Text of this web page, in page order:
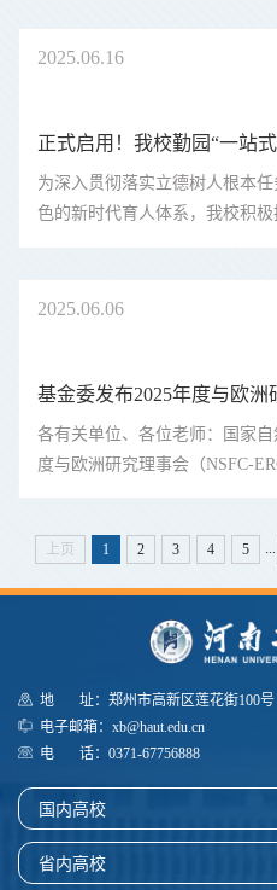
1.校领导；2.全体中层正...
06.16
2025
正式启用！我校勤园“一站
为深入贯彻落实立德树人根本
色的新时代育人体系，我校积
步。勤园“一站...
06.06
2025
各有关单位、各位老师：国家
度与欧洲研究理事会（NSFC-
南”模块查看。一、限项申...
上页 1 2 3 4 5 ...
地 址：郑州市高新区莲花街100号
电子邮箱：xb@haut.edu.cn
电 话：0371-67756888
国内高校
省内高校